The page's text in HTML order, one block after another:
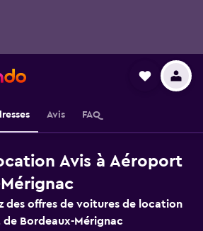
Avis FAQ
Avis à Aéroport
des offres de voitures de location
Bordeaux-Mérignac